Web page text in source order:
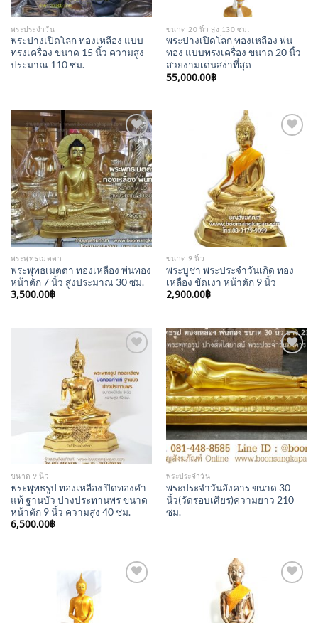
พระประจำวัน
พระปางเปิดโลก ทองเหลือง แบบ
ทรงเครื่อง ขนาด 15 นิ้ว ความสูง
ประมาณ 110 ซม.
ขนาด 20 นิ้ว สูง 130 ซม.
พระปางเปิดโลก ทองเหลือง พ่น
ทอง แบบทรงเครื่อง ขนาด 20 นิ้ว
สวยงามเด่นสง่าที่สุด
55,000.00฿
Add to
Wishlist
พระพุทธเมตตา
พระพุทธเมตตา ทองเหลือง พ่นทอง
หน้าตัก 7 นิ้ว สูงประมาณ 30 ซม.
3,500.00฿
ขนาด 9 นิ้ว
พระบูชา พระประจำวันเกิด ทอง
เหลือง ขัดเงา หน้าตัก 9 นิ้ว
2,900.00฿
Wishlist
ขนาด 9 นิ้ว
พระพุทธรูป ทองเหลือง ปิดทองคำ
แท้ ฐานบัว ปางประทานพร ขนาด
หน้าตัก 9 นิ้ว ความสูง 40 ซม.
6,500.00฿
Add to
Wishlist
พระประจำวัน
พระประจำวันอังคาร ขนาด 30
นิ้ว(วัดรอบเศียร)ความยาว 210
ซม.